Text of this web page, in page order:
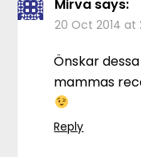
Mirva says:
20 Oct 2014 at
Önskar
mammas
Reply